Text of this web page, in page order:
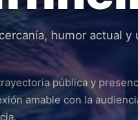
humor actual y
pública y
amable con la